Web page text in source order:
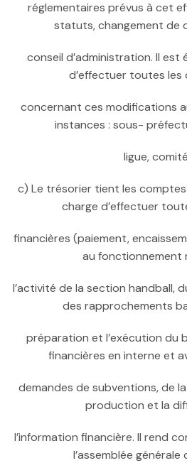
réglementaires prévus à cet
statuts, changement de
conseil d’administration. Il est
d’effectuer toutes les
concernant ces modifications
instances : sous-
ligue,
c) Le trésorier tient les
charge d’effectuer
financières (paiement,
au fonctionnement
l’activité de la section handball,
des rapprochements
préparation et l’exécution du
financières en interne et
demandes de subventions, de
production et la
l’information financière. Il rend
l’assemblée générale